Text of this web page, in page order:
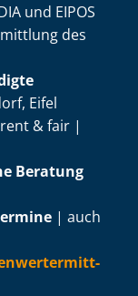
und EIPOS
des
Eifel
& fair |
Beratung
| auch